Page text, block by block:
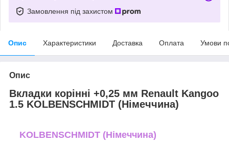
Замовлення під захистом
Опис Характеристики Доставка Оплата Умови
Опис
Вкладки корінні +0,25 мм Renault Kangoo
1.5 KOLBENSCHMIDT (Німеччина)
KOLBENSCHMIDT (Німеччина)